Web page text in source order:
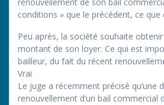
conditions » que le précédent, ce que
Peu après, la société souhaite
montant de son loyer. Ce qui est
bailleur, du fait du récent
Vrai
Le juge a récemment précisé qu’une
renouvellement d’un bail commercial